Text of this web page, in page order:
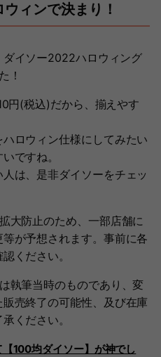
ィンで決まり！
イソー2022ハロウィング
！
円(税込)だから、揃えやす
ロウィン仕様にしてみたい
ですね。
は、是非ダイソーをチェッ
大防止のため、一部店舗に
が予想されます。事前に各
ください。
執筆当時のものであり、変
売終了の可能性、及び在庫
ください。
100均ダイソー】が神でし